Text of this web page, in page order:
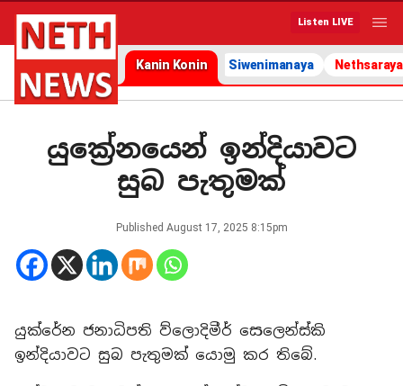
Listen LIVE
Kanin Konin Siwenimanaya Nethsaraya
යුක්‍රේනයෙන් ඉන්දියාවට
සුබ පැතුමක්
Published August 17, 2025 8:15pm
යුක්රේන ජනාධිපති ව්ලොදිමීර් සෙලෙන්ස්කි
ඉන්දියාවට සුබ පැතුමක් යොමු කර තිබේ.